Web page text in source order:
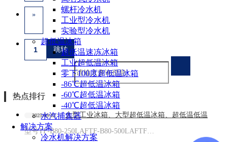
螺杆冷水机
工业型冷水机
实验型冷水机
超低温冰箱
超低温速冻冰箱
工业超低温冰箱
零下100度超低温冰箱
-86℃超低温冰箱
-60℃超低温冰箱
-40℃超低温冰箱
水汽捕集器
解决方案
冷水机解决方案
»
热点排行
2025-09-12 大型工业冰箱、大型超低温冰箱、超低温低温
型号TF-B80-250LAFTF-B80-500LAFTF…